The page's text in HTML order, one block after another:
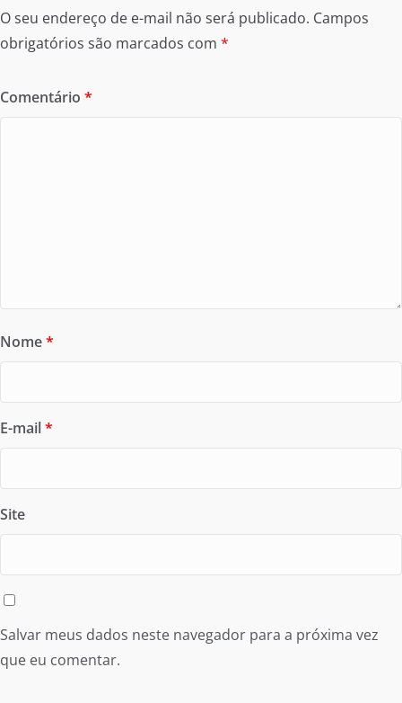
O seu endereço de e-mail não será publicado. Campos
obrigatórios são marcados com *
Comentário *
Nome*
E-mail*
Site
Salvar meus dados neste navegador para a próxima vez
que eu comentar.